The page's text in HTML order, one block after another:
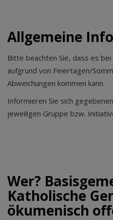
Allgemeine Info
Bitte beachten Sie, dass es
aufgrund von Feiertagen/
Abweichungen kommen kann.
Informieren Sie sich
jeweiligen Gruppe bzw.
Wer?
Katholische
ökumenisch